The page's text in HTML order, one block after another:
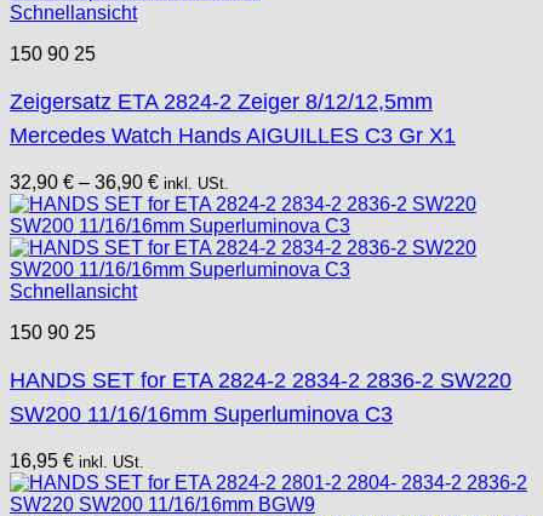
Schnellansicht
150 90 25
Zeigersatz ETA 2824-2 Zeiger 8/12/12,5mm
Mercedes Watch Hands AIGUILLES C3 Gr X1
32,90 € – 36,90 € inkl. USt.
Schnellansicht
150 90 25
HANDS SET for ETA 2824-2 2834-2 2836-2 SW220
SW200 11/16/16mm Superluminova C3
16,95 € inkl. USt.